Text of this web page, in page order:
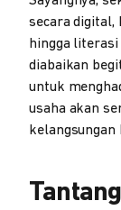
secara digital,
hingga
diabaikan
untuk
usaha akan